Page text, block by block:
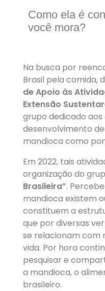
Como ela é
você mora?
Na busca por
Brasil pela comida,
de Apoio às
Extensão
grupo dedicado aos
desenvolvimento
mandioca como
Em 2022, tais
organização do
Brasileira”.
mandioca existem
constituem a
que por diversas
se relacionam com
vida. Por hora
pesquisar e
a mandioca, o
brasileiro.